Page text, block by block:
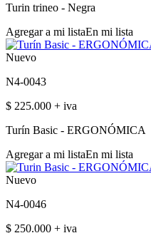
Turin trineo - Negra
Agregar a mi listaEn mi lista
Nuevo
N4-0043
$ 225.000 + iva
Turín Basic - ERGONÓMICA
Agregar a mi listaEn mi lista
Nuevo
N4-0046
$ 250.000 + iva